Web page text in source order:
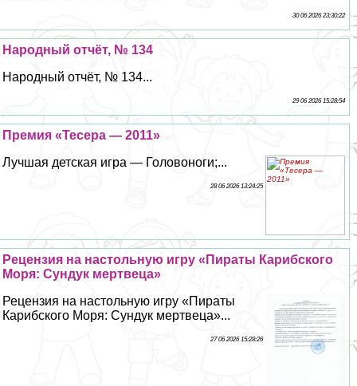
30 06 2026 23:30:22
Народный отчёт, № 134
Народный отчёт, № 134...
29 06 2026 15:28:54
Премия «Тесера — 2011»
Лучшая детская игра — Головоноги;...
28 06 2026 13:24:25
Рецензия на настольную игру «Пираты Карибского
Моря: Сундук мертвеца»
Рецензия на настольную игру «Пираты
Карибского Моря: Сундук мертвеца»...
27 06 2026 15:28:26